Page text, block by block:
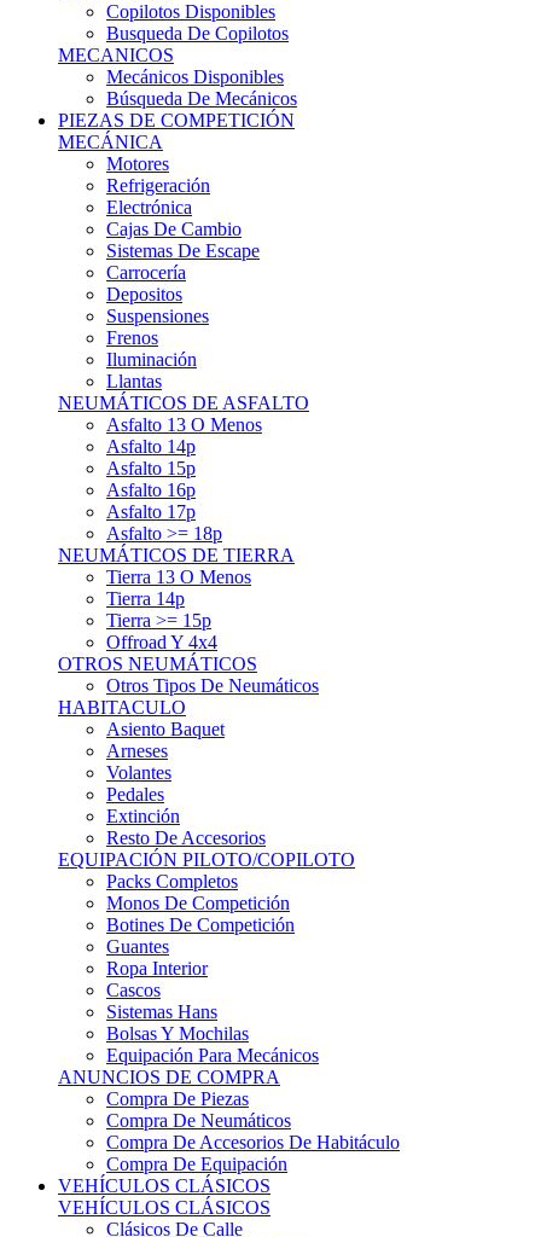
Copilotos Disponibles
Busqueda De Copilotos
MECANICOS
Mecánicos Disponibles
Búsqueda De Mecánicos
PIEZAS DE COMPETICIÓN
MECÁNICA
Motores
Refrigeración
Electrónica
Cajas De Cambio
Sistemas De Escape
Carrocería
Depositos
Suspensiones
Frenos
Iluminación
Llantas
NEUMÁTICOS DE ASFALTO
Asfalto 13 O Menos
Asfalto 14p
Asfalto 15p
Asfalto 16p
Asfalto 17p
Asfalto >= 18p
NEUMÁTICOS DE TIERRA
Tierra 13 O Menos
Tierra 14p
Tierra >= 15p
Offroad Y 4x4
OTROS NEUMÁTICOS
Otros Tipos De Neumáticos
HABITACULO
Asiento Baquet
Arneses
Volantes
Pedales
Extinción
Resto De Accesorios
EQUIPACIÓN PILOTO/COPILOTO
Packs Completos
Monos De Competición
Botines De Competición
Guantes
Ropa Interior
Cascos
Sistemas Hans
Bolsas Y Mochilas
Equipación Para Mecánicos
ANUNCIOS DE COMPRA
Compra De Piezas
Compra De Neumáticos
Compra De Accesorios De Habitáculo
Compra De Equipación
VEHÍCULOS CLÁSICOS
VEHÍCULOS CLÁSICOS
Clásicos De Calle